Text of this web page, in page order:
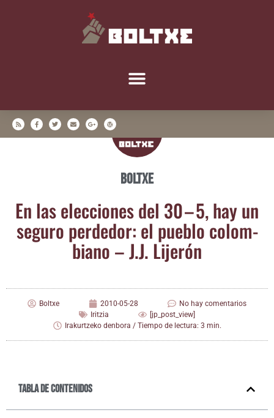
Boltxe
En las elec­cio­nes del 30 – 5, hay un
segu­ro per­de­dor: el pue­blo colom­
biano – J.J. Lijerón
Boltxe 2010-05-28
No hay comentarios
Iritzia
[jp_post_view]
Irakurtzeko denbora / Tiempo de lectura: 3 min.
Tabla de contenidos